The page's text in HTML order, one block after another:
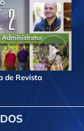
de Revista